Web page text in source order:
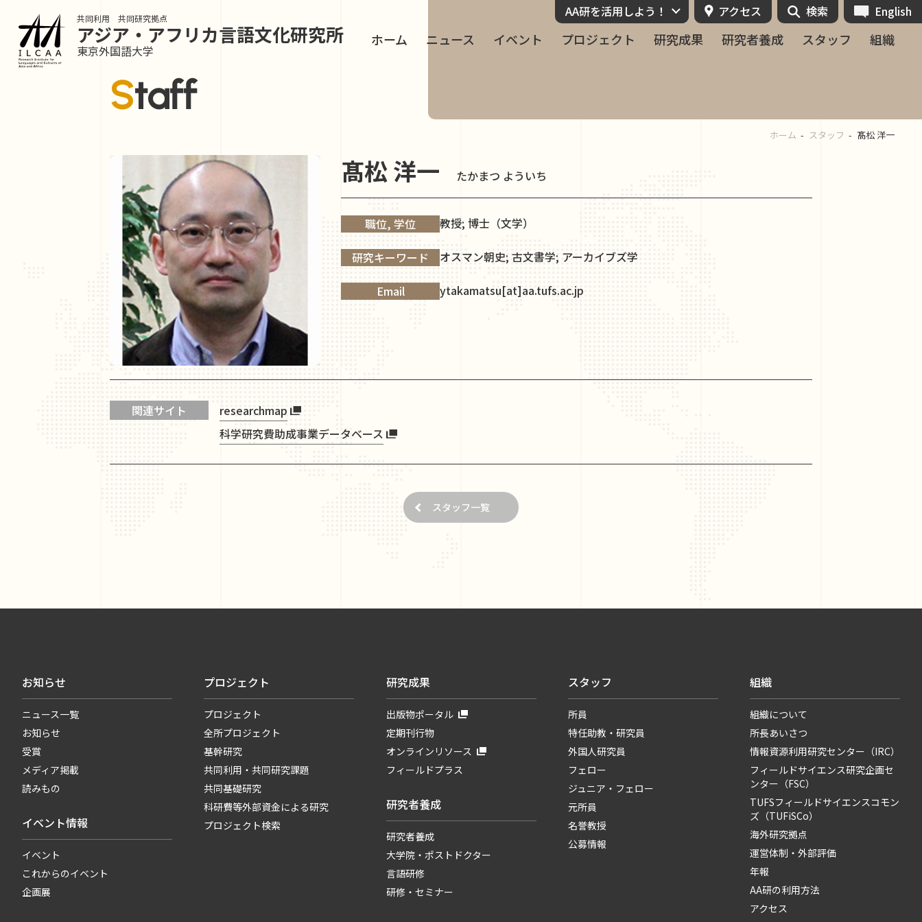
共同利用 共同研究拠点
アジア・アフリカ言語文化研究所
東京外国語大学
ホーム ニュース イベント プロジェクト 研究成果 研究者養成 スタッフ 組織
AA研を活用しよう！ アクセス 検索 English
Staff
ホーム スタッフ 髙松 洋一
髙松 洋一 たかまつ よういち
職位, 学位 教授; 博士（文学）
研究キーワード オスマン朝史; 古文書学; アーカイブズ学
Email ytakamatsu[at]aa.tufs.ac.jp
関連サイト
researchmap
科学研究費助成事業データベース
スタッフ一覧
お知らせ
ニュース一覧
お知らせ
受賞
メディア掲載
読みもの
イベント情報
イベント
これからのイベント
企画展
プロジェクト
プロジェクト
全所プロジェクト
基幹研究
共同利用・共同研究課題
共同基礎研究
科研費等外部資金による研究
プロジェクト検索
研究成果
出版物ポータル
定期刊行物
オンラインリソース
フィールドプラス
研究者養成
研究者養成
大学院・ポストドクター
言語研修
研修・セミナー
スタッフ
所員
特任助教・研究員
外国人研究員
フェロー
ジュニア・フェロー
元所員
名誉教授
公募情報
組織
組織について
所長あいさつ
情報資源利用研究センター（IRC）
フィールドサイエンス研究企画セ
ンター（FSC）
TUFSフィールドサイエンスコモン
ズ（TUFiSCo）
海外研究拠点
運営体制・外部評価
年報
AA研の利用方法
アクセス